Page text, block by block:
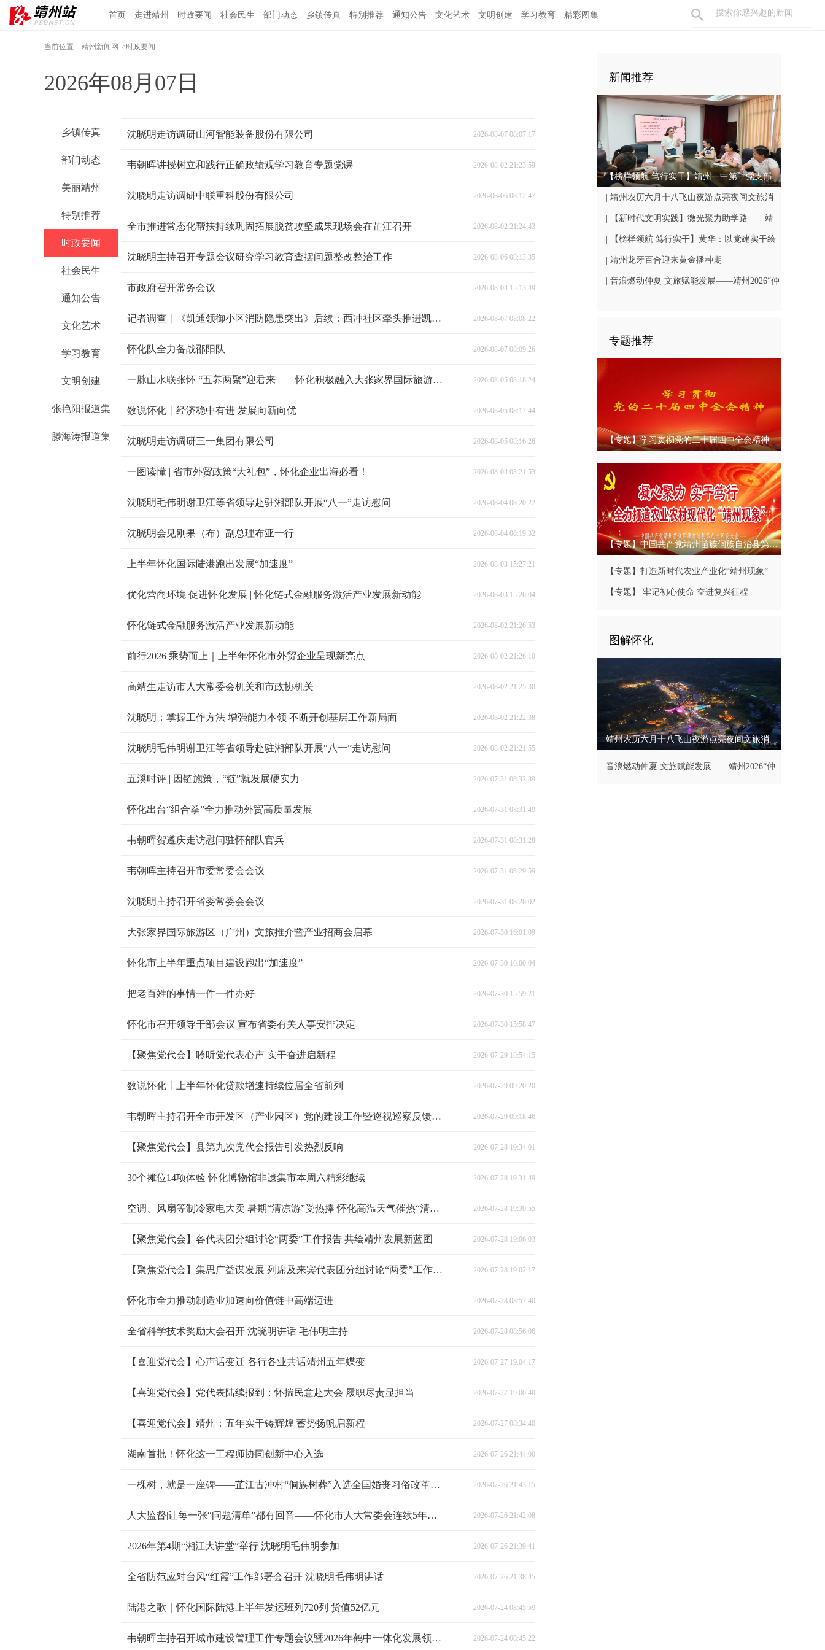
首页 走进靖州 时政要闻 社会民生 部门动态 乡镇传真 特别推荐 通知公告 文化艺术 文明创建 学习教育 精彩图集
当前位置 靖州新闻网 >时政要闻
2026年08月07日
乡镇传真
部门动态
美丽靖州
特别推荐
时政要闻
社会民生
通知公告
文化艺术
学习教育
文明创建
张艳阳报道集
滕海涛报道集
沈晓明走访调研山河智能装备股份有限公司 2026-08-07 08:07:17
韦朝晖讲授树立和践行正确政绩观学习教育专题党课 2026-08-02 21:23:59
沈晓明走访调研中联重科股份有限公司 2026-08-06 08:12:47
全市推进常态化帮扶持续巩固拓展脱贫攻坚成果现场会在芷江召开 2026-08-02 21:24:43
沈晓明主持召开专题会议研究学习教育查摆问题整改整治工作 2026-08-06 08:13:35
市政府召开常务会议 2026-08-04 15:13:49
记者调查丨《凯通领御小区消防隐患突出》后续：西冲社区牵头推进凯通领御小区消防隐患全面整治 2026-08-07 08:08:22
怀化队全力备战邵阳队 2026-08-07 08:09:26
一脉山水联张怀 “五养两聚”迎君来——怀化积极融入大张家界国际旅游区建设 2026-08-05 08:18:24
数说怀化丨经济稳中有进 发展向新向优 2026-08-05 08:17:44
沈晓明走访调研三一集团有限公司 2026-08-05 08:16:26
一图读懂 | 省市外贸政策“大礼包”，怀化企业出海必看！ 2026-08-04 08:21:53
沈晓明毛伟明谢卫江等省领导赴驻湘部队开展“八一”走访慰问 2026-08-04 08:20:22
沈晓明会见刚果（布）副总理布亚一行 2026-08-04 08:19:32
上半年怀化国际陆港跑出发展“加速度” 2026-08-03 15:27:21
优化营商环境 促进怀化发展 | 怀化链式金融服务激活产业发展新动能 2026-08-03 15:26:04
怀化链式金融服务激活产业发展新动能 2026-08-02 21:26:53
前行2026 乘势而上｜上半年怀化市外贸企业呈现新亮点 2026-08-02 21:26:10
高靖生走访市人大常委会机关和市政协机关 2026-08-02 21:25:30
沈晓明：掌握工作方法 增强能力本领 不断开创基层工作新局面 2026-08-02 21:22:38
沈晓明毛伟明谢卫江等省领导赴驻湘部队开展“八一”走访慰问 2026-08-02 21:21:55
五溪时评 | 因链施策，“链”就发展硬实力 2026-07-31 08:32:39
怀化出台“组合拳”全力推动外贸高质量发展 2026-07-31 08:31:49
韦朝晖贺遵庆走访慰问驻怀部队官兵 2026-07-31 08:31:28
韦朝晖主持召开市委常委会会议 2026-07-31 08:29:59
沈晓明主持召开省委常委会会议 2026-07-31 08:28:02
大张家界国际旅游区（广州）文旅推介暨产业招商会启幕 2026-07-30 16:01:09
怀化市上半年重点项目建设跑出“加速度” 2026-07-30 16:00:04
把老百姓的事情一件一件办好 2026-07-30 15:59:21
怀化市召开领导干部会议 宣布省委有关人事安排决定 2026-07-30 15:58:47
【聚焦党代会】聆听党代表心声 实干奋进启新程 2026-07-29 18:54:15
数说怀化丨上半年怀化贷款增速持续位居全省前列 2026-07-29 09:20:20
韦朝晖主持召开全市开发区（产业园区）党的建设工作暨巡视巡察反馈问题专项整治推进会 2026-07-29 09:18:46
【聚焦党代会】县第九次党代会报告引发热烈反响 2026-07-28 19:34:01
30个摊位14项体验 怀化博物馆非遗集市本周六精彩继续 2026-07-28 19:31:49
空调、风扇等制冷家电大卖 暑期“清凉游”受热捧 怀化高温天气催热“清凉经济” 2026-07-28 19:30:55
【聚焦党代会】各代表团分组讨论“两委”工作报告 共绘靖州发展新蓝图 2026-07-28 19:06:03
【聚焦党代会】集思广益谋发展 列席及来宾代表团分组讨论“两委”工作报告 2026-07-28 19:02:17
怀化市全力推动制造业加速向价值链中高端迈进 2026-07-28 08:57:40
全省科学技术奖励大会召开 沈晓明讲话 毛伟明主持 2026-07-28 08:56:06
【喜迎党代会】心声话变迁 各行各业共话靖州五年蝶变 2026-07-27 19:04:17
【喜迎党代会】党代表陆续报到：怀揣民意赴大会 履职尽责显担当 2026-07-27 19:00:40
【喜迎党代会】靖州：五年实干铸辉煌 蓄势扬帆启新程 2026-07-27 08:34:40
湖南首批！怀化这一工程师协同创新中心入选 2026-07-26 21:44:00
一棵树，就是一座碑——芷江古冲村“侗族树葬”入选全国婚丧习俗改革典型案例的背后 2026-07-26 21:43:15
人大监督|让每一张“问题清单”都有回音——怀化市人大常委会连续5年开展安全生产执法检查侧记 2026-07-26 21:42:08
2026年第4期“湘江大讲堂”举行 沈晓明毛伟明参加 2026-07-26 21:39:41
全省防范应对台风“红霞”工作部署会召开 沈晓明毛伟明讲话 2026-07-26 21:38:45
陆港之歌｜怀化国际陆港上半年发运班列720列 货值52亿元 2026-07-24 08:45:59
韦朝晖主持召开城市建设管理工作专题会议暨2026年鹤中一体化发展领导小组第二次会议 2026-07-24 08:45:22
新闻推荐
【榜样领航 笃行实干】靖州一中第一党支部：党建领航育桃李 实干争先筑堡垒
| 靖州农历六月十八飞山夜游点亮夜间文旅消
费新活力
| 【新时代文明实践】微光聚力助学路——靖
州举办“10+1”助学2026高考优秀学子表彰活动
| 【榜样领航 笃行实干】黄华：以党建实干绘
就和美乡村画卷
| 靖州龙牙百合迎来黄金播种期
| 音浪燃动仲夏 文旅赋能发展——靖州2026“仲
专题推荐
【专题】学习贯彻党的二十届四中全会精神
【专题】中国共产党靖州苗族侗族自治县第九次代表大会
【专题】打造新时代农业产业化“靖州现象”
【专题】 牢记初心使命 奋进复兴征程
图解怀化
靖州农历六月十八飞山夜游点亮夜间文旅消费新活力
音浪燃动仲夏 文旅赋能发展——靖州2026“仲